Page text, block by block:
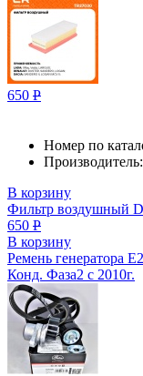
650 Р
Номер по
Производитель:
В корзину
Фильтр воздушный
650 Р
В корзину
Ремень генератора
Конд. Фаза2 с 2010г.